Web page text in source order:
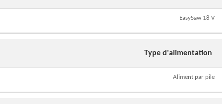
EasySaw 18 V
Type d'alimentation
Aliment par pile